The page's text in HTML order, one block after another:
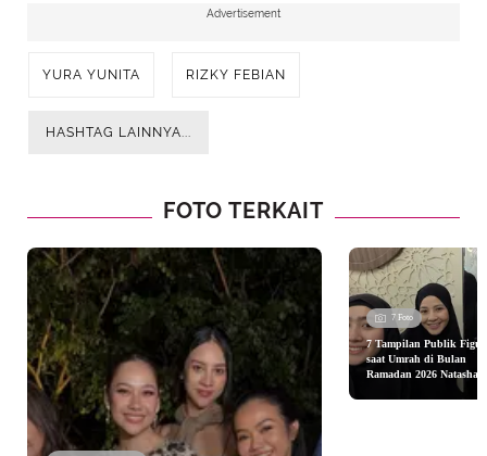
Advertisement
YURA YUNITA RIZKY FEBIAN
HASHTAG LAINNYA...
FOTO TERKAIT
7 Foto
7 Tampilan Publik
saat Umrah di Bulan
Ramadan 2026 Natasha
Rizky, Nikita Willy,